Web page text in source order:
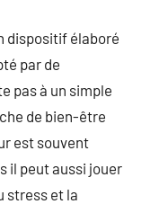
dispositif élaboré
par de
pas à un simple
de bien-être
est souvent
il peut aussi jouer
stress et la